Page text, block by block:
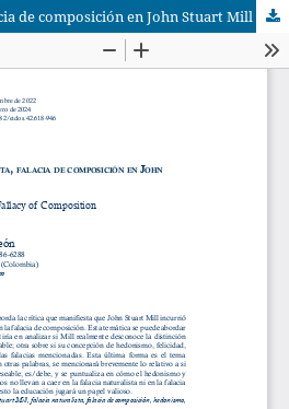
de composición en John Stuart Mill